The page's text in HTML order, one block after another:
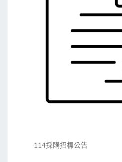
114採購招標公告